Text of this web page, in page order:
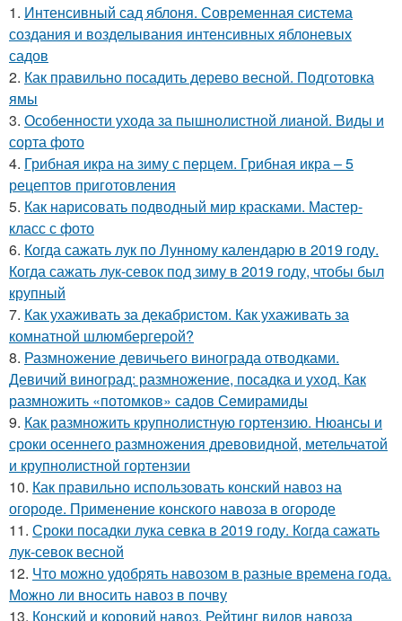
1. Интенсивный сад яблоня. Современная система
создания и возделывания интенсивных яблоневых
садов
2. Как правильно посадить дерево весной. Подготовка
ямы
3. Особенности ухода за пышнолистной лианой. Виды и
сорта фото
4. Грибная икра на зиму с перцем. Грибная икра – 5
рецептов приготовления
5. Как нарисовать подводный мир красками. Мастер-
класс с фото
6. Когда сажать лук по Лунному календарю в 2019 году.
Когда сажать лук-севок под зиму в 2019 году, чтобы был
крупный
7. Как ухаживать за декабристом. Как ухаживать за
комнатной шлюмбергерой?
8. Размножение девичьего винограда отводками.
Девичий виноград: размножение, посадка и уход. Как
размножить «потомков» садов Семирамиды
9. Как размножить крупнолистную гортензию. Нюансы и
сроки осеннего размножения древовидной, метельчатой
и крупнолистной гортензии
10. Как правильно использовать конский навоз на
огороде. Применение конского навоза в огороде
11. Сроки посадки лука севка в 2019 году. Когда сажать
лук-севок весной
12. Что можно удобрять навозом в разные времена года.
Можно ли вносить навоз в почву
13. Конский и коровий навоз. Рейтинг видов навоза